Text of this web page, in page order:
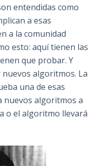
entendidas como
a esas
a la comunidad
esto: aquí tienen las
que probar. Y
algoritmos. La
una de esas
nuevos algoritmos a
o el algoritmo llevará